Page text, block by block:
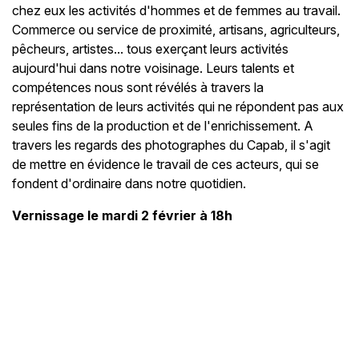
chez eux les activités d'hommes et de femmes au travail.
Commerce ou service de proximité, artisans, agriculteurs,
pêcheurs, artistes... tous exerçant leurs activités
aujourd'hui dans notre voisinage. Leurs talents et
compétences nous sont révélés à travers la
représentation de leurs activités qui ne répondent pas aux
seules fins de la production et de l'enrichissement. A
travers les regards des photographes du Capab, il s'agit
de mettre en évidence le travail de ces acteurs, qui se
fondent d'ordinaire dans notre quotidien.
Vernissage le mardi 2 février à 18h